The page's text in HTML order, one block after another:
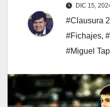
DIC 15,
#Clausura
#Fichajes,
#Miguel